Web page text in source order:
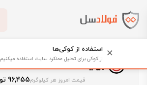
فولادسل
1250
قیمت امروز هر کیلوگرم96,455 تومان
× استفاده از کوکی‌ها
از کوکی برای تحلیل عملکرد سایت استفاده میکنیم